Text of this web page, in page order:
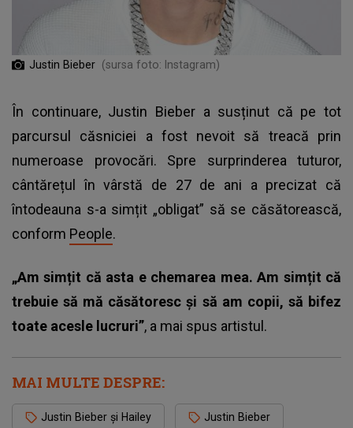
Justin Bieber (sursa foto: Instagram)
În continuare, Justin Biebera susținut că pe tot
parcursul căsniciei a fost nevoit să treacă prin
numeroase provocări. Spre surprinderea tuturor,
cântărețul în vârstă de 27 de ani a precizat că
întodeauna s-a simțit „obligat” să se căsătorească,
conform People.
„Am simțit că asta e chemarea mea. Am simțit că
trebuie să mă căsătoresc și să am copii, să bifez
toate acesle lucruri”, a mai spus artistul.
MAI MULTE DESPRE:
Justin Bieber și Hailey Justin Bieber